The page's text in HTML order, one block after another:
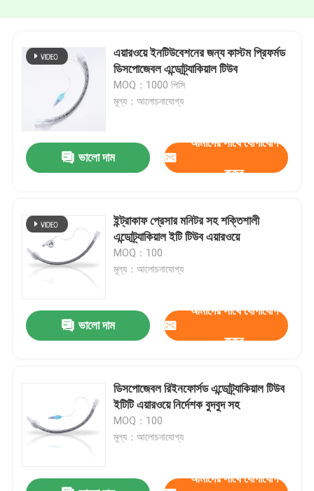
এয়ারওয়ে ইনটিউবেশনের জন্য কাস্টম প্রিফর্মড
ডিসপোজেবল এন্ডোট্র্যাকিয়াল টিউব
MOQ：1000 পিসি
মূল্য：আলোচনাযোগ্য
ভালো দাম
আমাদের সাথে যোগাযোগ
করুন
ইন্ট্রাকাফ প্রেসার মনিটর সহ শক্তিশালী
এন্ডোট্র্যাকিয়াল ইটি টিউব এয়ারওয়ে
MOQ：100
মূল্য：আলোচনাযোগ্য
ভালো দাম
আমাদের সাথে যোগাযোগ
করুন
ডিসপোজেবল রিইনফোর্সড এন্ডোট্র্যাকিয়াল টিউব
ইটিটি এয়ারওয়ে নির্দেশক বুদবুদ সহ
MOQ：100
মূল্য：আলোচনাযোগ্য
আমাদের সাথে যোগাযোগ